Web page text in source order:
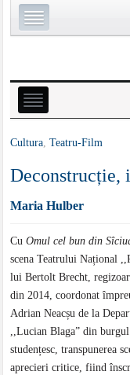
Cultura,Teatru-Film
Deconstrucție,
Maria Hulber
CuOmul cel bun din
scena Teatrului Național
lui Bertolt Brecht,
din 2014, coordonat
Adrian Neacșu de la
,,Lucian Blaga” din
studențesc, transpunerea
aprecieri critice, fiind